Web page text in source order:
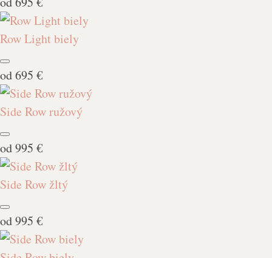
Row Light biely
od695 €
Side Row ružový
od995 €
Side Row žltý
od995 €